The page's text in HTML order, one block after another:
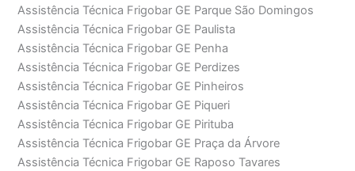
Assistência Técnica Frigobar GE Parque São Domingos
Assistência Técnica Frigobar GE Paulista
Assistência Técnica Frigobar GE Penha
Assistência Técnica Frigobar GE Perdizes
Assistência Técnica Frigobar GE Pinheiros
Assistência Técnica Frigobar GE Piqueri
Assistência Técnica Frigobar GE Pirituba
Assistência Técnica Frigobar GE Praça da Árvore
Assistência Técnica Frigobar GE Raposo Tavares